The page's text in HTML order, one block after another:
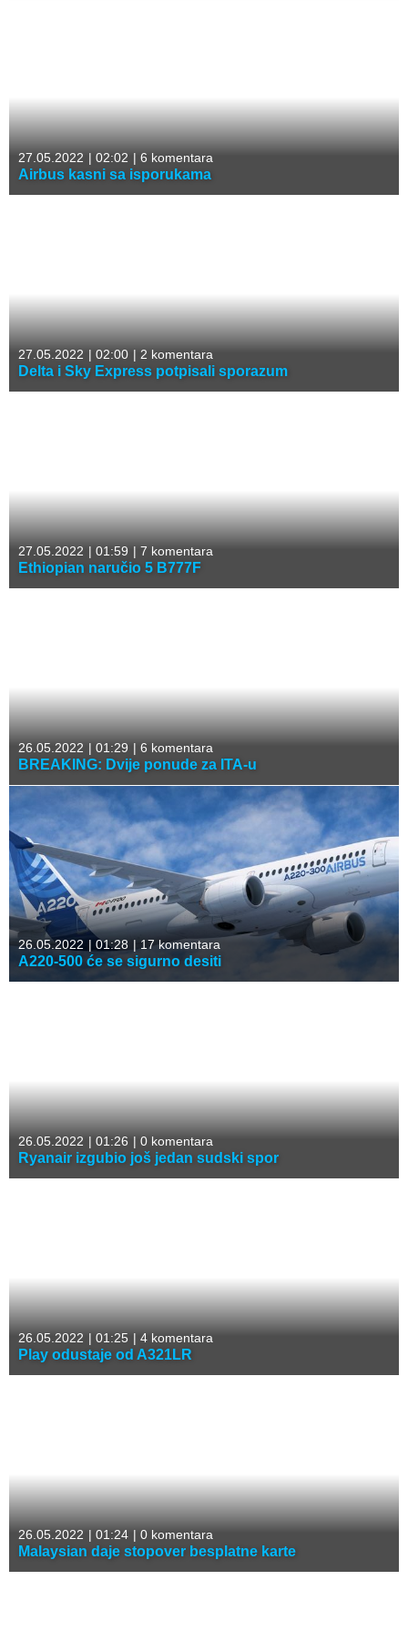
27.05.2022 | 02:02 | 6 komentara
Airbus kasni sa isporukama
27.05.2022 | 02:00 | 2 komentara
Delta i Sky Express potpisali sporazum
27.05.2022 | 01:59 | 7 komentara
Ethiopian naručio 5 B777F
26.05.2022 | 01:29 | 6 komentara
BREAKING: Dvije ponude za ITA-u
26.05.2022 | 01:28 | 17 komentara
A220-500 će se sigurno desiti
26.05.2022 | 01:26 | 0 komentara
Ryanair izgubio još jedan sudski spor
26.05.2022 | 01:25 | 4 komentara
Play odustaje od A321LR
26.05.2022 | 01:24 | 0 komentara
Malaysian daje stopover besplatne karte